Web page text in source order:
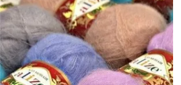
можно
на
странице
товара.